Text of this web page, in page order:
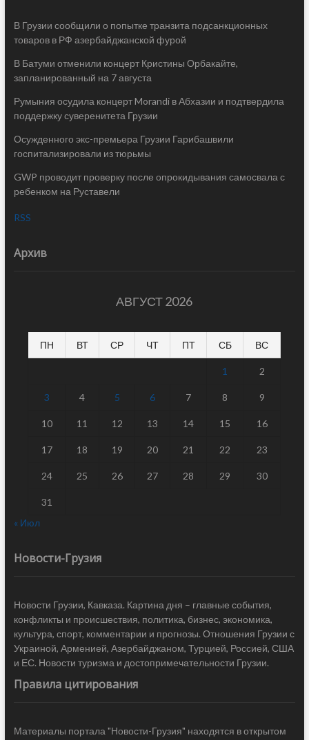
В Грузии сообщили о попытке транзита подсанкционных
товаров в РФ азербайджанской фурой
В Батуми отменили концерт Кристины Орбакайте,
запланированный на 7 августа
Румыния осудила концерт Morandi в Абхазии и подтвердила
поддержку суверенитета Грузии
Осужденного экс-премьера Грузии Гарибашвили
госпитализировали из тюрьмы
GWP проводит проверку после опрокидывания самосвала с
ребенком на Руставели
RSS
Архив
АВГУСТ 2026
ПН ВТ СР ЧТ ПТ СБ ВС
1 2
3 4 5 6 7 8 9
10 11 12 13 14 15 16
17 18 19 20 21 22 23
24 25 26 27 28 29 30
31
« Июл
Новости-Грузия
Новости Грузии, Кавказа. Картина дня – главные события,
конфликты и происшествия, политика, бизнес, экономика,
культура, спорт, комментарии и прогнозы. Отношения Грузии с
Украиной, Арменией, Азербайджаном, Турцией, Россией, США
и ЕС. Новости туризма и достопримечательности Грузии.
Правила цитирования
Материалы портала "Новости-Грузия" находятся в открытом